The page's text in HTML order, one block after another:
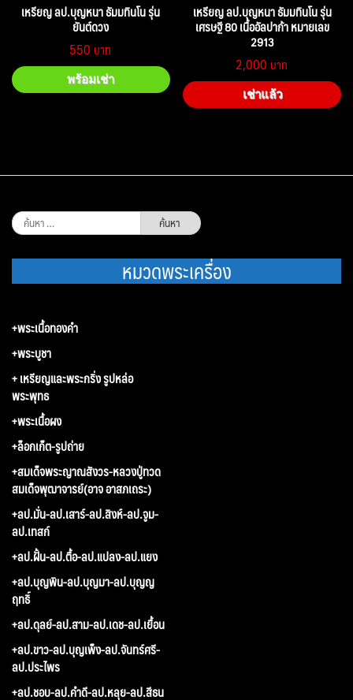
เหรียญ ลป.บุญหนา ธัมมทินโน รุ่น
ยันต์ดวง
550
พร้อมเช่า
เหรียญ ลป.บุญหนา ธัมมทินโน รุ่น
เศรษฐี 80 เนื้ออัลปาก้า หมายเลข
2913
2,000
เช่าแล้ว
ค้นหา
สำหรับ:
หมวดพระเครื่อง
+พระเนื้อทองคำ
+พระบูชา
+ เหรียญและพระกริ่ง รูปหล่อ
พระพุทธ
+พระเนื้อผง
+ล็อกเก็ต-รูปถ่าย
+สมเด็จพระญาณสังวร-หลวงปู่ทวด
สมเด็จพุฒาจารย์(อาจ อาสภเถระ)
+ลป.มั่น-ลป.เสาร์-ลป.สิงห์-ลป.จูม-
ลป.เทสก์
+ลป.ฝั้น-ลป.ตื้อ-ลป.แปลง-ลป.แยง
+ลป.บุญพิน-ลป.บุญมา-ลป.บุญญ
ฤทธิ์
+ลป.ดุลย์-ลป.สาม-ลป.เดช-ลป.เยื้อน
+ลป.ขาว-ลป.บุญเพ็ง-ลป.จันทร์ศรี-
ลป.ประไพร
+ลป.ชอบ-ลป.คำดี-ลป.หลุย-ลป.สีธน